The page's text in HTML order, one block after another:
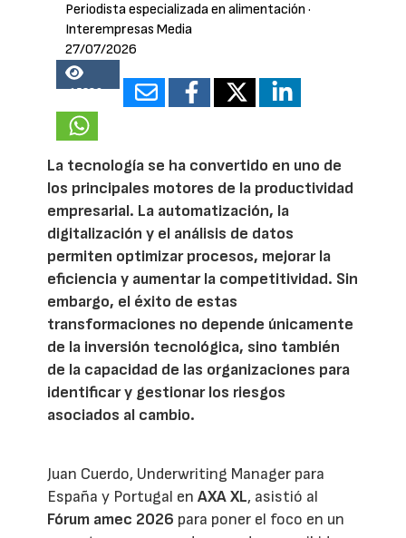
Periodista especializada en alimentación ·
Interempresas Media
27/07/2026
15389
La tecnología se ha convertido en uno de
los principales motores de la productividad
empresarial. La automatización, la
digitalización y el análisis de datos
permiten optimizar procesos, mejorar la
eficiencia y aumentar la competitividad. Sin
embargo, el éxito de estas
transformaciones no depende únicamente
de la inversión tecnológica, sino también
de la capacidad de las organizaciones para
identificar y gestionar los riesgos
asociados al cambio.
Juan Cuerdo, Underwriting Manager para
España y Portugal enAXA XL, asistió al
Fórum amec 2026 para poner el foco en un